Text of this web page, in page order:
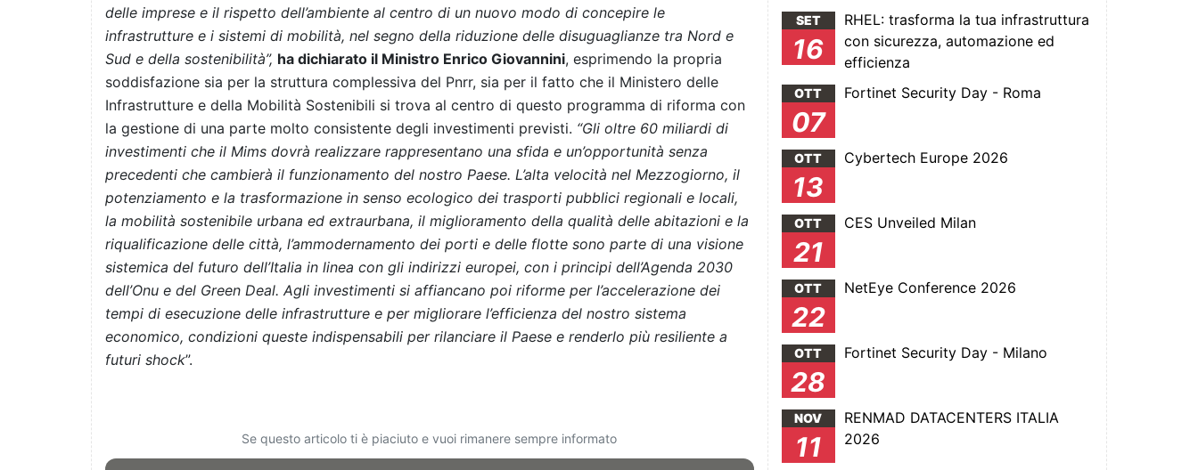
delle imprese e il rispetto dell’ambiente al centro di un nuovo modo di concepire le
infrastrutture e i sistemi di mobilità, nel segno della riduzione delle disuguaglianze tra Nord e
Sud e della sostenibilità”, ha dichiarato il Ministro Enrico Giovannini, esprimendo la propria
soddisfazione sia per la struttura complessiva del Pnrr, sia per il fatto che il Ministero delle
Infrastrutture e della Mobilità Sostenibili si trova al centro di questo programma di riforma con
la gestione di una parte molto consistente degli investimenti previsti. “Gli oltre 60 miliardi di
investimenti che il Mims dovrà realizzare rappresentano una sfida e un’opportunità senza
precedenti che cambierà il funzionamento del nostro Paese. L’alta velocità nel Mezzogiorno, il
potenziamento e la trasformazione in senso ecologico dei trasporti pubblici regionali e locali,
la mobilità sostenibile urbana ed extraurbana, il miglioramento della qualità delle abitazioni e la
riqualificazione delle città, l’ammodernamento dei porti e delle flotte sono parte di una visione
sistemica del futuro dell’Italia in linea con gli indirizzi europei, con i principi dell’Agenda 2030
dell’Onu e del Green Deal. Agli investimenti si affiancano poi riforme per l’accelerazione dei
tempi di esecuzione delle infrastrutture e per migliorare l’efficienza del nostro sistema
economico, condizioni queste indispensabili per rilanciare il Paese e renderlo più resiliente a
futuri shock”.
Se questo articolo ti è piaciuto e vuoi rimanere sempre informato
SET
16
RHEL: trasforma la tua infrastruttura
con sicurezza, automazione ed
efficienza
OTT
07
Fortinet Security Day - Roma
OTT
13
Cybertech Europe 2026
OTT
21
CES Unveiled Milan
OTT
22
NetEye Conference 2026
OTT
28
Fortinet Security Day - Milano
NOV
11
RENMAD DATACENTERS ITALIA
2026